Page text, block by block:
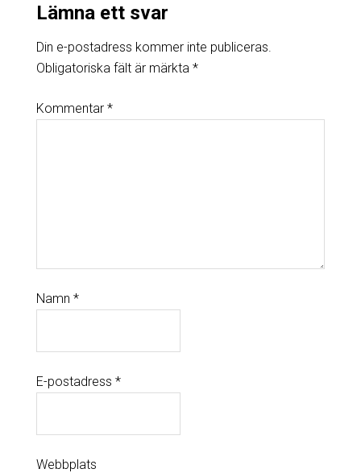
Lämna ett svar
Din e-postadress kommer inte publiceras.
Obligatoriska fält är märkta *
Kommentar *
Namn *
E-postadress *
Webbplats